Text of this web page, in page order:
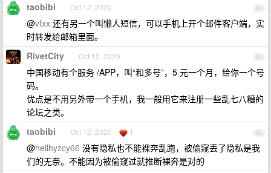
64
taobibi Oct 12, 2020
@vfxx 还有另一个叫懒人短信，可以手机上开个邮件客户端，实
时转发给邮箱里面。
65
RivetCity Oct 12, 2020
中国移动有个服务 /APP，叫“和多号”，5 元一个月，给你一个号
码。
优点是不用另外带一个手机，我一般用它来注册一些乱七八糟的
论坛之类。
66
taobibi Oct 12, 2020 1
@hellhyzcy66 没有隐私也不能裸奔乱跑，被偷窥丢了隐私是我
们的无奈。不能因为被偷窥过就推断裸奔是对的